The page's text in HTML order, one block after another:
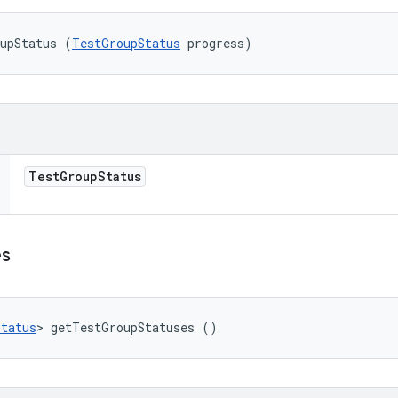
(TestGroupStatus progress)
TestGroupStatus
> getTestGroupStatuses ()